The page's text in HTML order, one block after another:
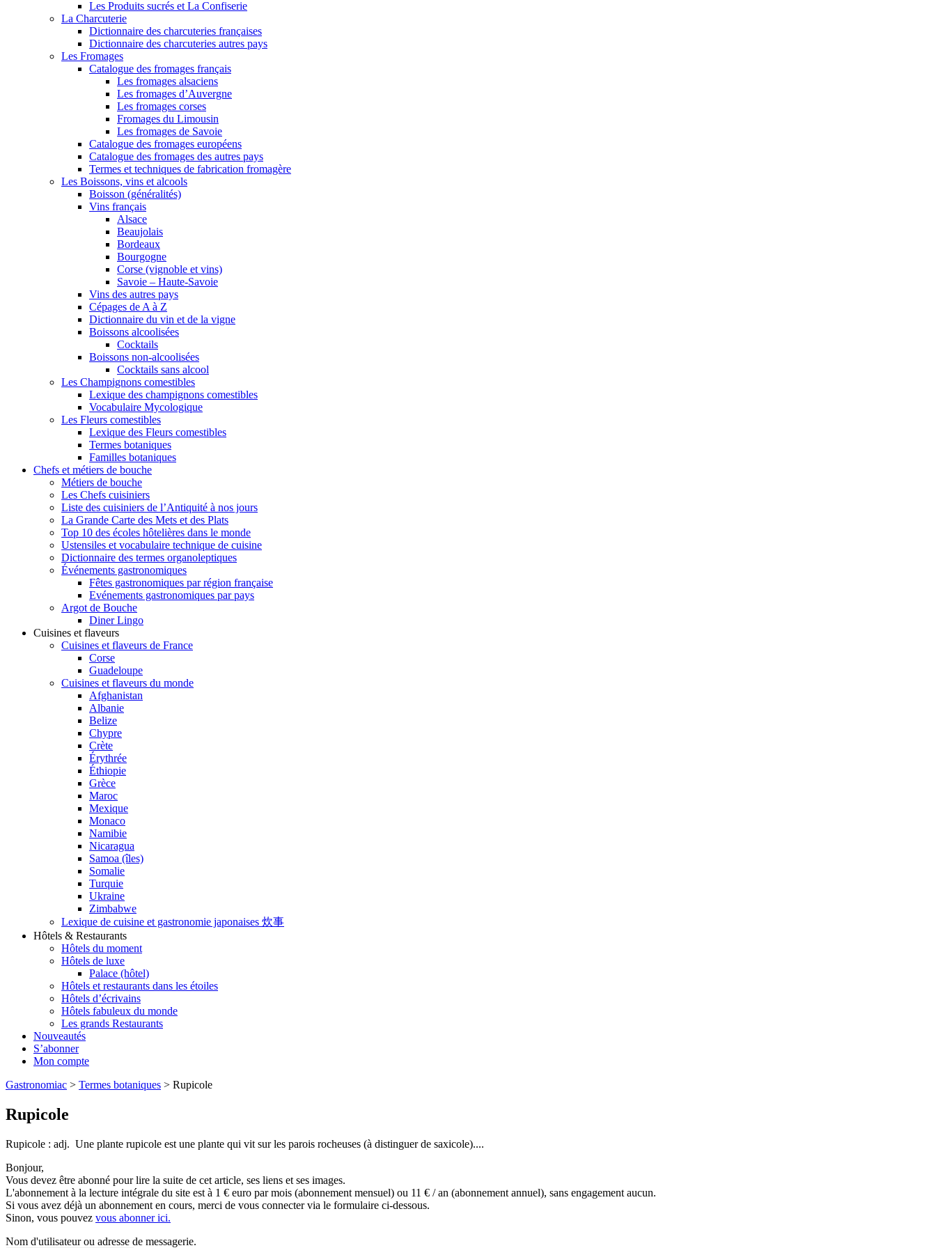
Les Produits sucrés et La Confiserie
La Charcuterie
Dictionnaire des charcuteries françaises
Dictionnaire des charcuteries autres pays
Les Fromages
Catalogue des fromages français
Les fromages alsaciens
Les fromages d’Auvergne
Les fromages corses
Fromages du Limousin
Les fromages de Savoie
Catalogue des fromages européens
Catalogue des fromages des autres pays
Termes et techniques de fabrication fromagère
Les Boissons, vins et alcools
Boisson (généralités)
Vins français
Alsace
Beaujolais
Bordeaux
Bourgogne
Corse (vignoble et vins)
Savoie – Haute-Savoie
Vins des autres pays
Cépages de A à Z
Dictionnaire du vin et de la vigne
Boissons alcoolisées
Cocktails
Boissons non-alcoolisées
Cocktails sans alcool
Les Champignons comestibles
Lexique des champignons comestibles
Vocabulaire Mycologique
Les Fleurs comestibles
Lexique des Fleurs comestibles
Termes botaniques
Familles botaniques
Chefs et métiers de bouche
Métiers de bouche
Les Chefs cuisiniers
Liste des cuisiniers de l’Antiquité à nos jours
La Grande Carte des Mets et des Plats
Top 10 des écoles hôtelières dans le monde
Ustensiles et vocabulaire technique de cuisine
Dictionnaire des termes organoleptiques
Événements gastronomiques
Fêtes gastronomiques par région française
Evénements gastronomiques par pays
Argot de Bouche
Diner Lingo
Cuisines et flaveurs
Cuisines et flaveurs de France
Corse
Guadeloupe
Cuisines et flaveurs du monde
Afghanistan
Albanie
Belize
Chypre
Crète
Érythrée
Éthiopie
Grèce
Maroc
Mexique
Monaco
Namibie
Nicaragua
Samoa (îles)
Somalie
Turquie
Ukraine
Zimbabwe
Lexique de cuisine et gastronomie japonaises 炊事
Hôtels & Restaurants
Hôtels du moment
Hôtels de luxe
Palace (hôtel)
Hôtels et restaurants dans les étoiles
Hôtels d’écrivains
Hôtels fabuleux du monde
Les grands Restaurants
Nouveautés
S’abonner
Mon compte
Gastronomiac > Termes botaniques > Rupicole
Rupicole
Rupicole : adj. Une plante rupicole est une plante qui vit sur les parois rocheuses (à distinguer de saxicole)....
Bonjour,
Vous devez être abonné pour lire la suite de cet article, ses liens et ses images.
L'abonnement à la lecture intégrale du site est à 1 € euro par mois (abonnement mensuel) ou 11 € / an (abonnement annuel), sans engagement aucun.
Si vous avez déjà un abonnement en cours, merci de vous connecter via le formulaire ci-dessous.
Sinon, vous pouvez vous abonner ici.
Nom d'utilisateur ou adresse de messagerie.